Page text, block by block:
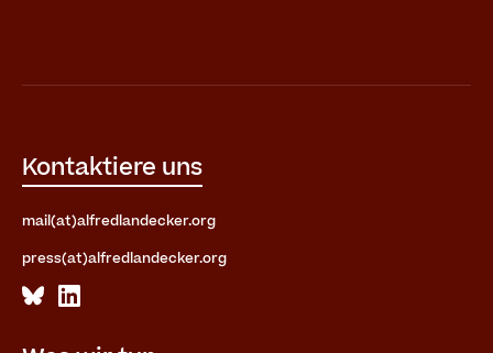
Kontaktiere uns
mail(at)alfredlandecker.org
press(at)alfredlandecker.org